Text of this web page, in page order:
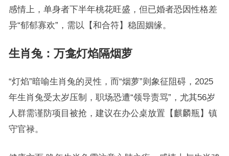
感情上，单身者下半年桃花旺盛，但已婚者恐因性格差
异“郁郁寡欢”，需以【和合符】稳固姻缘。
生肖兔：万龛灯焰隔烟萝
“灯焰”暗喻生肖兔的灵性，而“烟萝”则象征阻碍，2025
年生肖兔受太岁压制，职场恐遭“领导责骂”，尤其56岁
人群需谨防项目被抢，建议在办公桌放置【麒麟瓶】镇
守官禄。